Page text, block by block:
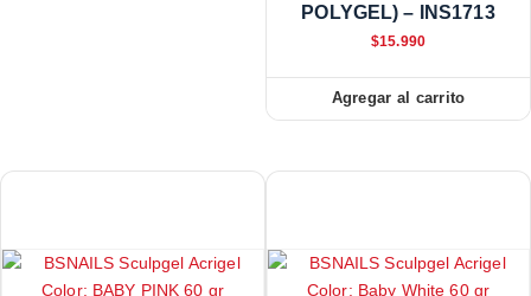
POLYGEL) – INS1713
$15.990
Agregar al carrito